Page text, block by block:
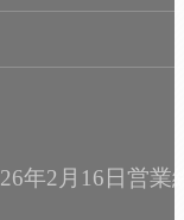
年2月16日営業